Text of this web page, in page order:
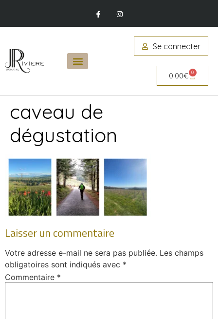
Se connecter
0.00€ 0
caveau de
dégustation
Laisser un commentaire
Votre adresse e-mail ne sera pas publiée. Les champs
obligatoires sont indiqués avec *
Commentaire *